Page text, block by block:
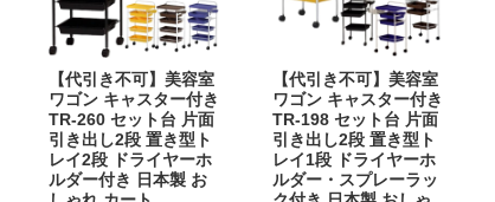
【代引き不可】美容室
ワゴン キャスター付き
TR-260 セット台 片面
引き出し2段 置き型ト
レイ2段 ドライヤーホ
ルダー付き 日本製 お
【代引き不可】美容室
ワゴン キャスター付き
TR-198 セット台 片面
引き出し2段 置き型ト
レイ1段 ドライヤーホ
ルダー・スプレーラッ